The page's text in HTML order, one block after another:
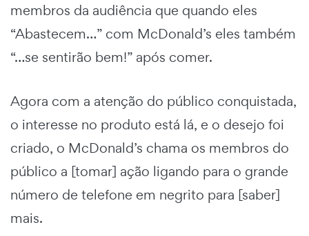
membros da audiência que quando eles
“Abastecem…” com McDonald’s eles também
“…se sentirão bem!” após comer.
Agora com a atenção do público conquistada,
o interesse no produto está lá, e o desejo foi
criado, o McDonald’s chama os membros do
público a [tomar] ação ligando para o grande
número de telefone em negrito para [saber]
mais.